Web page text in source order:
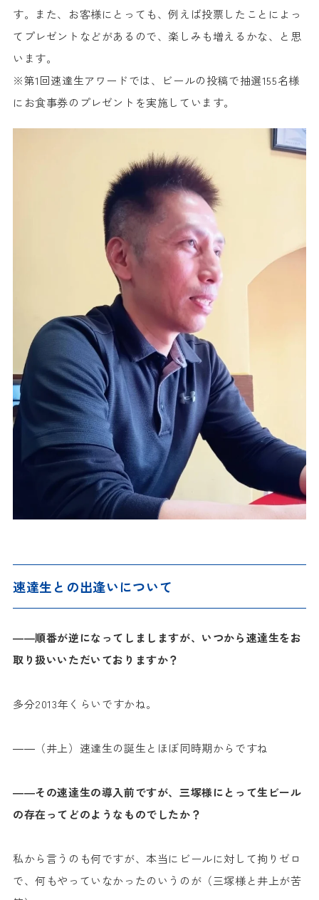
す。また、お客様にとっても、例えば投票したことによっ
てプレゼントなどがあるので、楽しみも増えるかな、と思
います。
※第1回速達生アワードでは、ビールの投稿で抽選155名様
にお食事券のプレゼントを実施しています。
速達生との出逢いについて
――順番が逆になってしましますが、いつから速達生をお
取り扱いいただいておりますか？
多分2013年くらいですかね。
――（井上）速達生の誕生とほぼ同時期からですね
――その速達生の導入前ですが、三塚様にとって生ビール
の存在ってどのようなものでしたか？
私から言うのも何ですが、本当にビールに対して拘りゼロ
で、何もやっていなかったのいうのが（三塚様と井上が苦